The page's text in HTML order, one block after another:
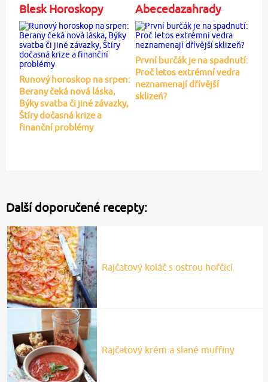
Blesk Horoskopy
Runový horoskop na srpen:
Berany čeká nová láska,
Býky svatba či jiné závazky,
Štíry dočasná krize a
finanční problémy
Abecedazahrady
První burčák je na spadnutí:
Proč letos extrémní vedra
neznamenají dřívější
sklizeň?
Další doporučené recepty:
Rajčatový koláč s ostrou hořčicí
Rajčatový krém a slané muffiny